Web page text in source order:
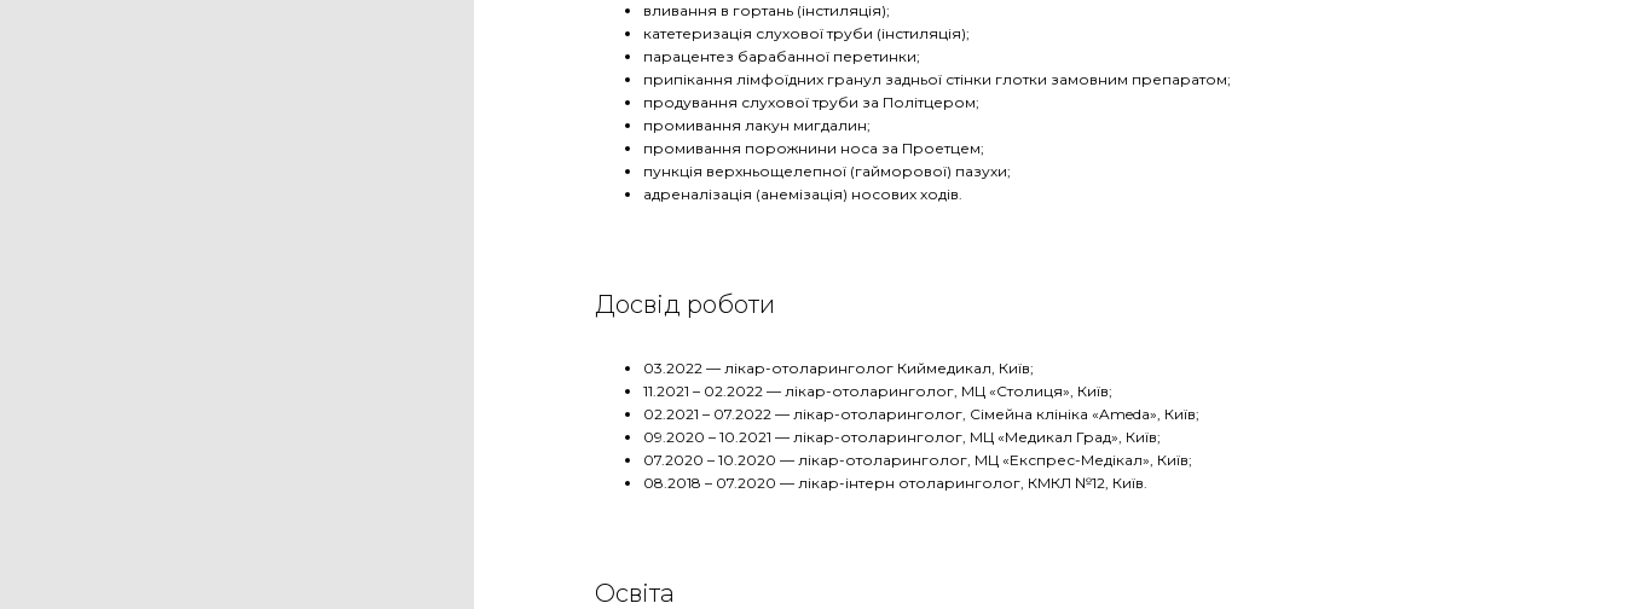
вливання в гортань (інстиляція);
катетеризація слухової труби (інстиляція);
парацентез барабанної перетинки;
припікання лімфоїдних гранул задньої стінки глотки замовним препаратом;
продування слухової труби за Політцером;
промивання лакун мигдалин;
промивання порожнини носа за Проетцем;
пункція верхньощелепної (гайморової) пазухи;
адреналізація (анемізація) носових ходів.
Досвід роботи
03.2022 — лікар-отоларинголог Киймедикал, Київ;
11.2021 – 02.2022 — лікар-отоларинголог, МЦ «Столиця», Київ;
02.2021 – 07.2022 — лікар-отоларинголог, Сімейна клініка «Ameda», Київ;
09.2020 – 10.2021 — лікар-отоларинголог, МЦ «Медикал Град», Київ;
07.2020 – 10.2020 — лікар-отоларинголог, МЦ «Експрес-Медікал», Київ;
08.2018 – 07.2020 — лікар-інтерн отоларинголог, КМКЛ №12, Київ.
Освіта